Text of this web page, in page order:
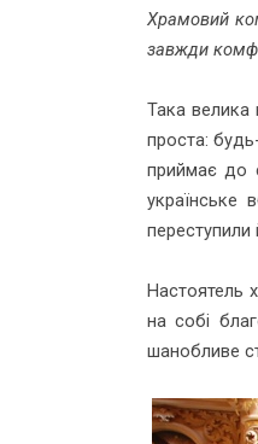
Храмовий
завжди
Така велика
проста:
приймає до
українське
переступили
Настоятель
на собі
шанобливе